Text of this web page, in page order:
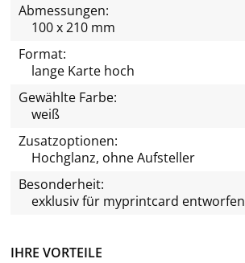
IHRE VORTEILE
Abmessungen:
100 x 210 mm
Format:
lange Karte hoch
Gewählte Farbe:
weiß
Zusatzoptionen:
Hochglanz, ohne Aufsteller
Besonderheit:
exklusiv für myprintcard entworfen